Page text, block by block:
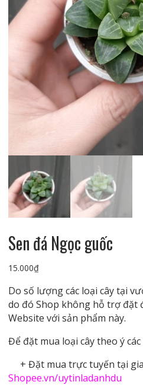
Sen đá Ngọc guốc
15.000₫
Do số lượng các loại cây tại
do đó Shop không hỗ trợ đặt
Website với sản phẩm này.
Để đặt mua loại cây theo ý
+ Đặt mua trực tuyến tại
Shopee.vn/uytinladanhdu